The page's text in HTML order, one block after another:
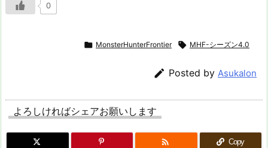
0
 MonsterHunterFrontier  MHF-シーズン4.0
 Posted by Asukalon
よろしければシェアお願いします
 Copy